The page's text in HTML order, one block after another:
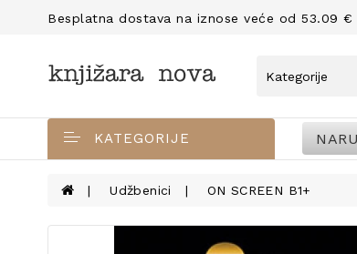
Besplatna dostava na iznose veće od 53.09 €
KATEGORIJE
Udžbenici ON SCREEN B1+